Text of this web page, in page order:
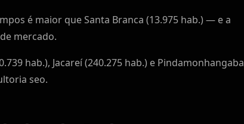
é maior que Santa Branca (13.975 hab.) — e a
mercado.
hab.), Jacareí (240.275 hab.) e Pindamonhangaba
seo.